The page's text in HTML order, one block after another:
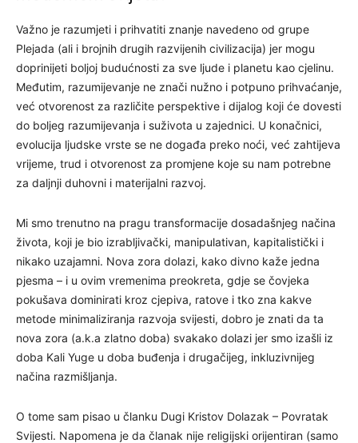
Važno je razumjeti i prihvatiti znanje navedeno od grupe
Plejada (ali i brojnih drugih razvijenih civilizacija) jer mogu
doprinijeti boljoj budućnosti za sve ljude i planetu kao cjelinu.
Međutim, razumijevanje ne znači nužno i potpuno prihvaćanje,
već otvorenost za različite perspektive i dijalog koji će dovesti
do boljeg razumijevanja i suživota u zajednici. U konačnici,
evolucija ljudske vrste se ne događa preko noći, već zahtijeva
vrijeme, trud i otvorenost za promjene koje su nam potrebne
za daljnji duhovni i materijalni razvoj.
Mi smo trenutno na pragu transformacije dosadašnjeg načina
života, koji je bio izrabljivački, manipulativan, kapitalistički i
nikako uzajamni. Nova zora dolazi, kako divno kaže jedna
pjesma – i u ovim vremenima preokreta, gdje se čovjeka
pokušava dominirati kroz cjepiva, ratove i tko zna kakve
metode minimaliziranja razvoja svijesti, dobro je znati da ta
nova zora (a.k.a zlatno doba) svakako dolazi jer smo izašli iz
doba Kali Yuge u doba buđenja i drugačijeg, inkluzivnijeg
načina razmišljanja.
O tome sam pisao u članku Dugi Kristov Dolazak – Povratak
Svijesti. Napomena je da članak nije religijski orijentiran (samo